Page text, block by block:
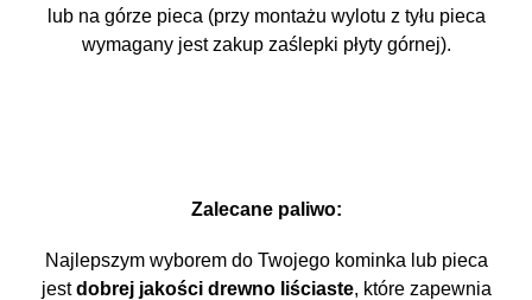
lub na górze pieca (przy montażu wylotu z tyłu pieca
wymagany jest zakup zaślepki płyty górnej).
Zalecane paliwo:
Najlepszym wyborem do Twojego kominka lub pieca
jestdobrej jakości drewno liściaste, które zapewnia